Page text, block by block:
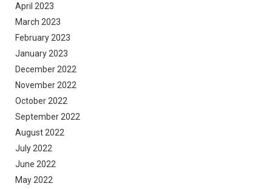
April 2023
March 2023
February 2023
January 2023
December 2022
November 2022
October 2022
September 2022
August 2022
July 2022
June 2022
May 2022